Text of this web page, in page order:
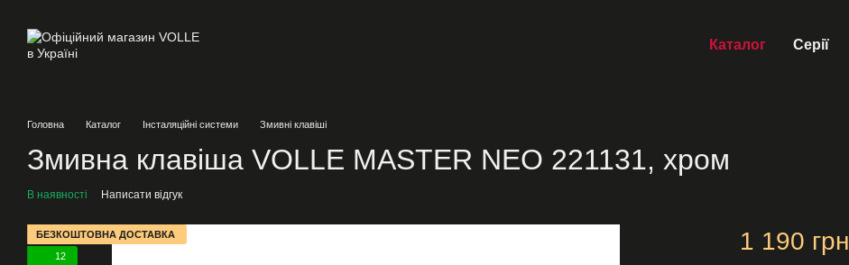
Каталог Серії
Головна Каталог Інсталяційні системи Змивні клавіші
Змивна клавіша VOLLE MASTER NEO 221131, хром
В наявності Написати відгук
БЕЗКОШТОВНА ДОСТАВКА
12
1 190 грн